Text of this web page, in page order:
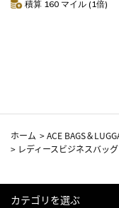
積算 160 マイル (1倍)
ホーム >ACE BAGS＆
> レディースビジネスバッグ
カテゴリを選ぶ